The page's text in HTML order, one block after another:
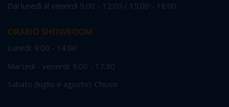
Dal lunedì al venerdì 9:00 - 12:00 / 15:00 - 18:00
ORARIO SHOWROOM
Lunedì: 9:00 - 14:00
Martedì - venerdì: 9:00 - 17:30
Sabato (luglio e agosto): Chiuso